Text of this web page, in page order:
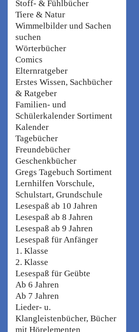
Stoff- & Fühlbücher
Tiere & Natur
Wimmelbilder und Sachen
suchen
Wörterbücher
Comics
Elternratgeber
Erstes Wissen, Sachbücher
& Ratgeber
Familien- und
Schülerkalender Sortiment
Kalender
Tagebücher
Freundebücher
Geschenkbücher
Gregs Tagebuch Sortiment
Lernhilfen Vorschule,
Schulstart, Grundschule
Lesespaß ab 10 Jahren
Lesespaß ab 8 Jahren
Lesespaß ab 9 Jahren
Lesespaß für Anfänger
1. Klasse
2. Klasse
Lesespaß für Geübte
Ab 6 Jahren
Ab 7 Jahren
Lieder- u.
Klangleistenbücher, Bücher
mit Hörelementen